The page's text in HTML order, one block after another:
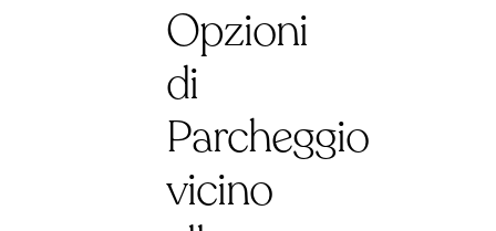
Opzioni
di
Parcheggio
vicino